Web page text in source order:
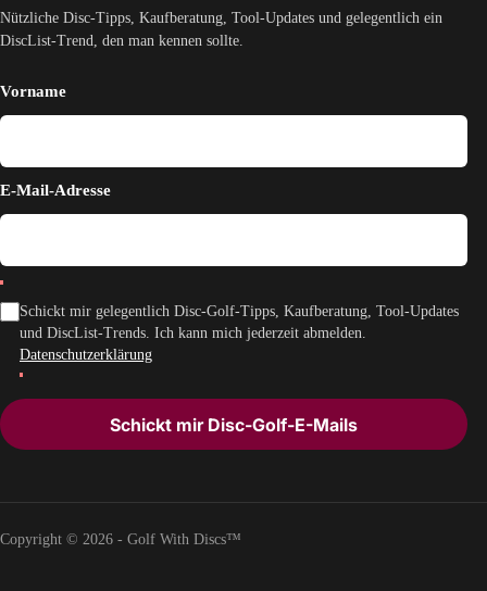
Nützliche Disc-Tipps, Kaufberatung, Tool-Updates und gelegentlich ein
DiscList-Trend, den man kennen sollte.
Vorname
E-Mail-Adresse
Schickt mir gelegentlich Disc-Golf-Tipps, Kaufberatung, Tool-Updates
und DiscList-Trends. Ich kann mich jederzeit abmelden.
Datenschutzerklärung
Schickt mir Disc-Golf-E-Mails
Copyright © 2026 - Golf With Discs™